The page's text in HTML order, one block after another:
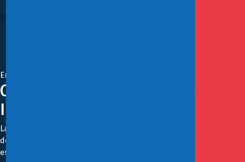
Enero 27, 2026
Comisión de Hacienda de la
Inteligencia Económica
La subsecretaria de Hacienda lamentó el rechazo de los
de 2023 se acordó entre el Congreso y el Ejecutivo una
especializadas en los tres servicios.